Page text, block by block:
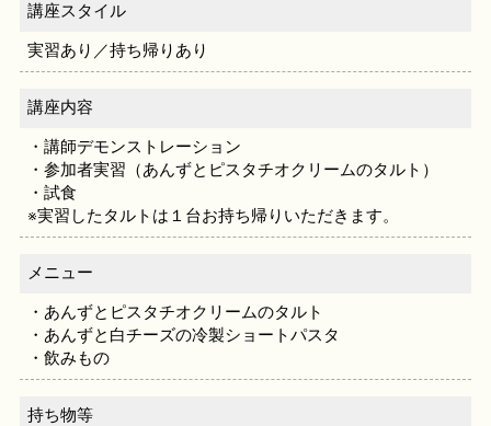
講座スタイル
実習あり／持ち帰りあり
講座内容
・講師デモンストレーション
・参加者実習（あんずとピスタチオクリームのタルト）
・試食
※実習したタルトは１台お持ち帰りいただきます。
メニュー
・あんずとピスタチオクリームのタルト
・あんずと白チーズの冷製ショートパスタ
・飲みもの
持ち物等